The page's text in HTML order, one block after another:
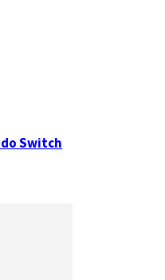
Switch